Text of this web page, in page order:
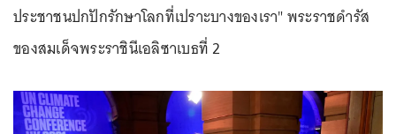
ประชาชนปกปักรักษาโลกที่เปราะบางของเรา" พระราชดำรัส
ของสมเด็จพระราชินีเอลิซาเบธที่ 2